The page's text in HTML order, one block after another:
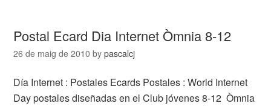
Postal Ecard Dia Internet Òmnia 8-12
26 de maig de 2010 bypascalcj
Día Internet : Postales Ecards Postales : World Internet
Day postales diseñadas en el Club jóvenes 8-12 Òmnia